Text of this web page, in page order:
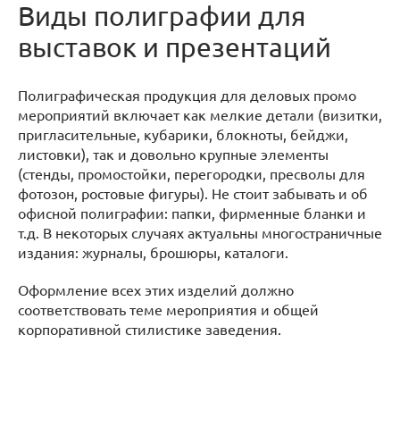
Виды полиграфии для
выставок и презентаций
Полиграфическая продукция для деловых промо
мероприятий включает как мелкие детали (визитки,
пригласительные, кубарики, блокноты, бейджи,
листовки), так и довольно крупные элементы
(стенды, промостойки, перегородки, пресволы для
фотозон, ростовые фигуры). Не стоит забывать и об
офисной полиграфии: папки, фирменные бланки и
т.д. В некоторых случаях актуальны многостраничные
издания: журналы, брошюры, каталоги.
Оформление всех этих изделий должно
соответствовать теме мероприятия и общей
корпоративной стилистике заведения.